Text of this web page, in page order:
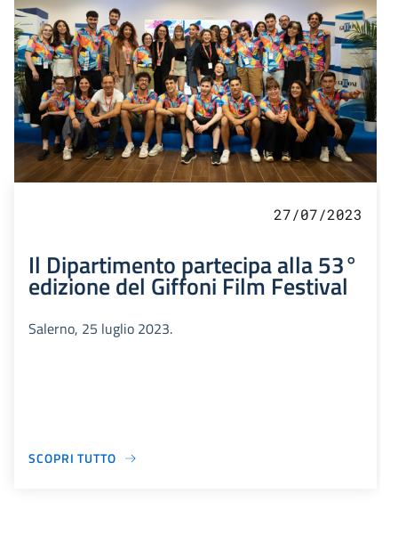
27/07/2023
Il Dipartimento partecipa alla 53°
edizione del Giffoni Film Festival
Salerno, 25 luglio 2023.
SCOPRI TUTTO